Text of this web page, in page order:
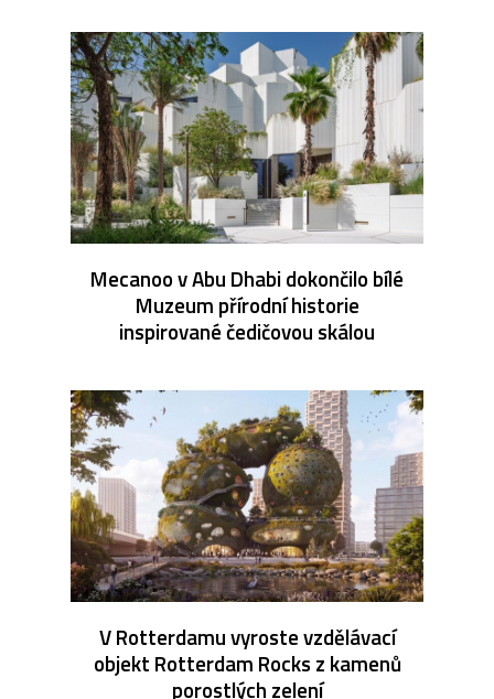
Mecanoo v Abu Dhabi dokončilo bílé
Muzeum přírodní historie
inspirované čedičovou skálou
V Rotterdamu vyroste vzdělávací
objekt Rotterdam Rocks z kamenů
porostlých zelení